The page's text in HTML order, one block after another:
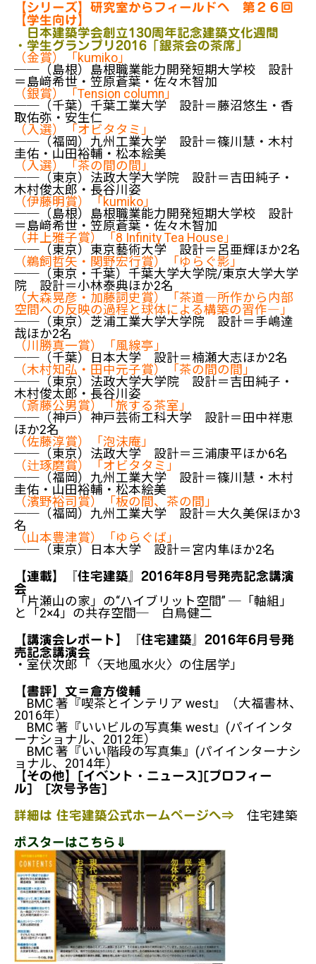
【シリーズ】研究室からフィールドヘ 第２６回
【学生向け】
日本建築学会創立130周年記念建築文化週間
・学生グランプリ2016「銀茶会の茶席」
（金賞）「kumiko」
──（島根）島根職業能力開発短期大学校 設計
＝島﨑希世・笠原蒼葉・佐々木智加
（銀賞）「Tension column」
──（千葉）千葉工業大学 設計＝藤沼悠生・香
取佑弥・安生仁
（入選）「オビタタミ」
──（福岡）九州工業大学 設計＝篠川慧・木村
圭佑・山田裕輔・松本絵美
（入選）「茶の間の間」
──（東京）法政大学大学院 設計＝吉田純子・
木村俊太郎・長谷川姿
（伊藤明賞）「kumiko」
──（島根）島根職業能力開発短期大学校 設計
＝島﨑希世・笠原蒼葉・佐々木智加
（井上雅子賞）「8 Infinity Tea House」
──（東京）東京藝術大学 設計＝呂亜輝ほか2名
（鵜飼哲矢・関野宏行賞）「ゆらぐ影」
──（東京・千葉）千葉大学大学院/東京大学大学
院 設計＝小林泰典ほか2名
（大森晃彦・加藤詞史賞）「茶道―所作から内部
空間への反映の過程と球体による構築の習作―」
──（東京）芝浦工業大学大学院 設計＝手嶋達
哉ほか2名
（川勝真一賞）「風線亭」
──（千葉）日本大学 設計＝楠瀬大志ほか2名
（木村知弘・田中元子賞）「茶の間の間」
──（東京）法政大学大学院 設計＝吉田純子・
木村俊太郎・長谷川姿
（斎藤公男賞）「旅する茶室」
──（神戸）神戸芸術工科大学 設計＝田中祥恵
ほか2名
（佐藤淳賞）「泡沫庵」
──（東京）法政大学 設計＝三浦康平ほか6名
（辻琢磨賞）「オビタタミ」
──（福岡）九州工業大学 設計＝篠川慧・木村
圭佑・山田裕輔・松本絵美
（濱野裕司賞）「板の間、茶の間」
──（福岡）九州工業大学 設計＝大久美保ほか3
名
（山本豊津賞）「ゆらぐば」
──（東京）日本大学 設計＝宮内隼ほか2名
【連載】『住宅建築』 2016年8月号発売記念講演
会
「片瀬山の家」の“ハイブリット空間” ─「軸組」
と「2×4」の共存空間─ 白鳥健二
【講演会レポート】『住宅建築』 2016年6月号発
売記念講演会
・室伏次郎「〈天地風水火〉の住居学」
【書評】文＝倉方俊輔
BMC 著『喫茶とインテリア west』（大福書林、
2016年）
BMC 著『いいビルの写真集 west』(パイインタ
ーナショナル、2012年）
BMC 著『いい階段の写真集』(パイインターナシ
ョナル、2014年）
【その他】[イベント・ニュース][プロフィー
ル] [次号予告]
詳細は 住宅建築公式ホームページへ⇒ 住宅建築
ポスターはこちら⇓